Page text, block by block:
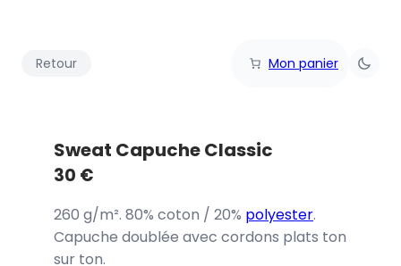
Retour Mon panier
Sweat Capuche Classic
30 €
260 g/m². 80% coton / 20% polyester.
Capuche doublée avec cordons plats ton
sur ton.